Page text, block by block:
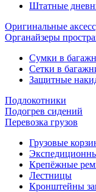
Штатные
Оригинальные
Органайзеры
Сумки в
Сетки в
Защитные
Подлокотники
Подогрев сидений
Перевозка грузов
Грузовые
Крепёжные
Лестницы
Кронштейны